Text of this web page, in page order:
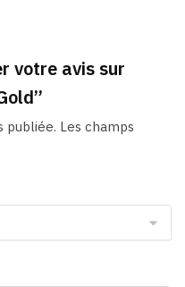
votre avis sur
publiée. Les champs